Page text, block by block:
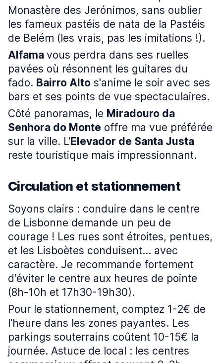
Monastère des Jerónimos, sans oublier
les fameux pastéis de nata de la Pastéis
de Belém (les vrais, pas les imitations !).
Alfama vous perdra dans ses ruelles
pavées où résonnent les guitares du
fado. Bairro Alto s'anime le soir avec ses
bars et ses points de vue spectaculaires.
Côté panoramas, le Miradouro da
Senhora do Monte offre ma vue préférée
sur la ville. L'Elevador de Santa Justa
reste touristique mais impressionnant.
Circulation et stationnement
Soyons clairs : conduire dans le centre
de Lisbonne demande un peu de
courage ! Les rues sont étroites, pentues,
et les Lisboètes conduisent... avec
caractère. Je recommande fortement
d'éviter le centre aux heures de pointe
(8h-10h et 17h30-19h30).
Pour le stationnement, comptez 1-2€ de
l'heure dans les zones payantes. Les
parkings souterrains coûtent 10-15€ la
journée. Astuce de local : les centres